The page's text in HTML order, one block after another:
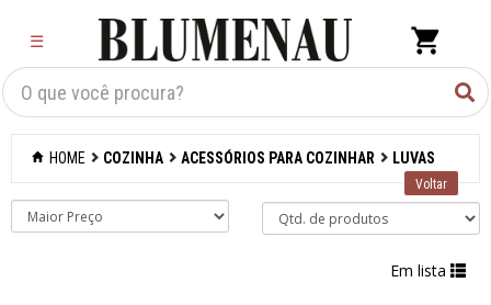
☰
Criar Lista×
Organização
Acessórios para
HOME COZINHA ACESSÓRIOS PARA COZINHAR LUVAS
Em lista